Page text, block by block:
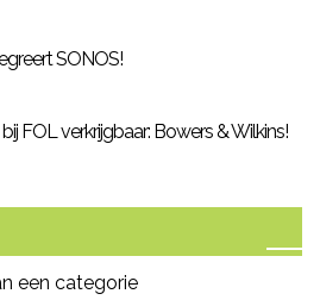
SONOS!
FOL verkrijgbaar: Bowers & Wilkins!
een categorie